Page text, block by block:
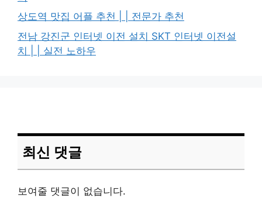
상도역 맛집 어플 추천 | | 전문가 추천
전남 강진군 인터넷 이전 설치 SKT 인터넷 이전설
치 | | 실전 노하우
최신 댓글
보여줄 댓글이 없습니다.